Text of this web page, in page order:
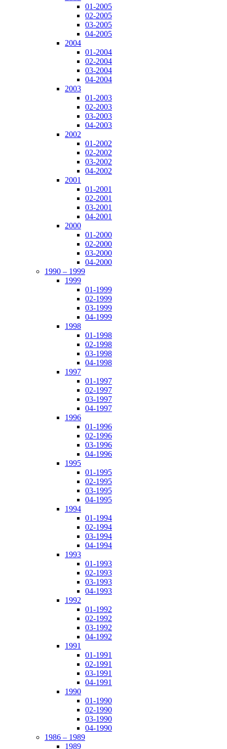
01-2005
02-2005
03-2005
04-2005
2004
01-2004
02-2004
03-2004
04-2004
2003
01-2003
02-2003
03-2003
04-2003
2002
01-2002
02-2002
03-2002
04-2002
2001
01-2001
02-2001
03-2001
04-2001
2000
01-2000
02-2000
03-2000
04-2000
1990 – 1999
1999
01-1999
02-1999
03-1999
04-1999
1998
01-1998
02-1998
03-1998
04-1998
1997
01-1997
02-1997
03-1997
04-1997
1996
01-1996
02-1996
03-1996
04-1996
1995
01-1995
02-1995
03-1995
04-1995
1994
01-1994
02-1994
03-1994
04-1994
1993
01-1993
02-1993
03-1993
04-1993
1992
01-1992
02-1992
03-1992
04-1992
1991
01-1991
02-1991
03-1991
04-1991
1990
01-1990
02-1990
03-1990
04-1990
1986 – 1989
1989